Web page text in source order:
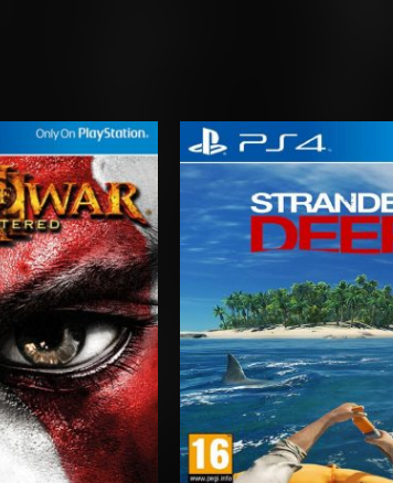
Rango
de
precios:
desde
$6.03
hasta
$10.03